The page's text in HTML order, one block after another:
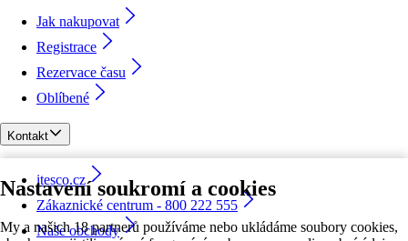
Nastavení soukromí a cookies
My a našich 18 partnerů používáme nebo ukládáme soubory cookies,
Jak nakupovat
Registrace
Rezervace času
Oblíbené
Kontakt
itesco.cz
Zákaznické centrum - 800 222 555
Naše obchody